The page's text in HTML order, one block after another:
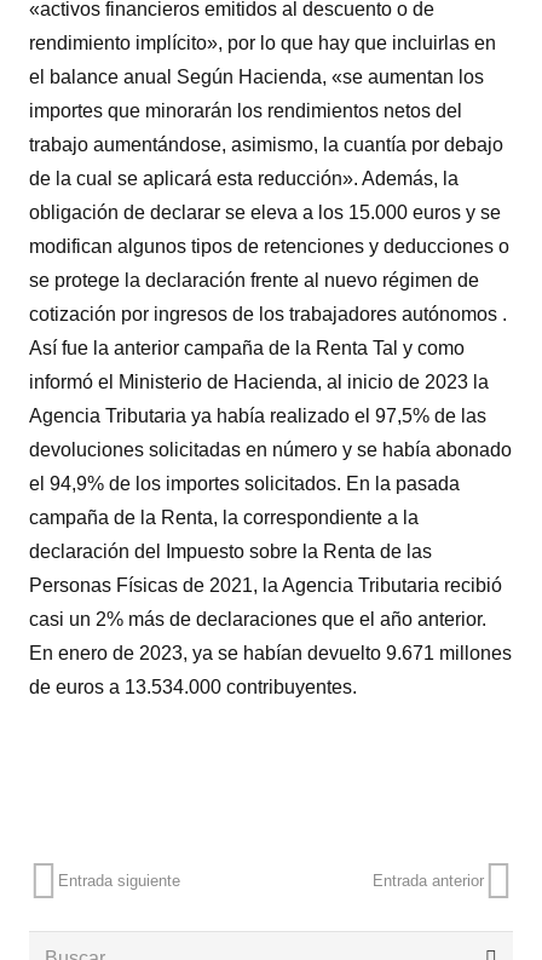
«activos financieros emitidos al descuento o de
rendimiento implícito», por lo que hay que incluirlas en
el balance anual Según Hacienda, «se aumentan los
importes que minorarán los rendimientos netos del
trabajo aumentándose, asimismo, la cuantía por debajo
de la cual se aplicará esta reducción». Además, la
obligación de declarar se eleva a los 15.000 euros y se
modifican algunos tipos de retenciones y deducciones o
se protege la declaración frente al nuevo régimen de
cotización por ingresos de los trabajadores autónomos .
Así fue la anterior campaña de la Renta Tal y como
informó el Ministerio de Hacienda, al inicio de 2023 la
Agencia Tributaria ya había realizado el 97,5% de las
devoluciones solicitadas en número y se había abonado
el 94,9% de los importes solicitados. En la pasada
campaña de la Renta, la correspondiente a la
declaración del Impuesto sobre la Renta de las
Personas Físicas de 2021, la Agencia Tributaria recibió
casi un 2% más de declaraciones que el año anterior.
En enero de 2023, ya se habían devuelto 9.671 millones
de euros a 13.534.000 contribuyentes.
Entrada siguiente Entrada anterior
Buscar: